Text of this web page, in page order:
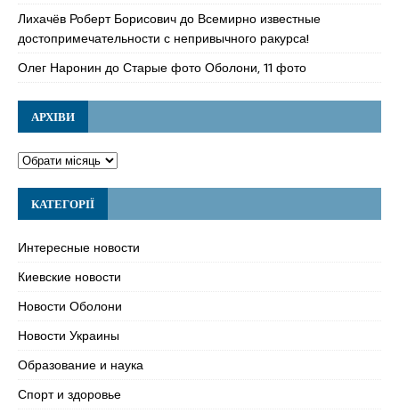
Лихачёв Роберт Борисовичдо Всемирно известные
достопримечательности с непривычного ракурса!
Олег Наронин доСтарые фото Оболони, 11 фото
АРХІВИ
КАТЕГОРІЇ
Интересные новости
Киевские новости
Новости Оболони
Новости Украины
Образование и наука
Спорт и здоровье